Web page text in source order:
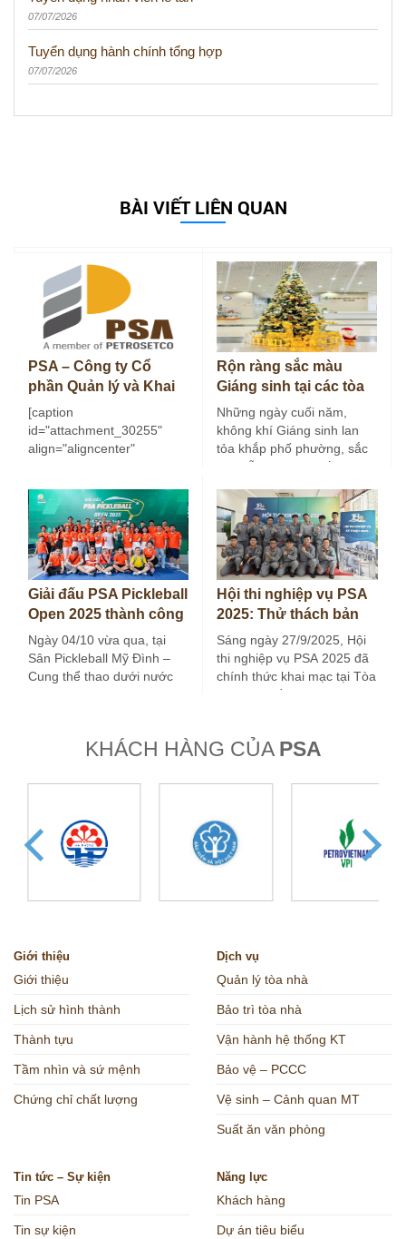
07/07/2026
Tuyển dụng hành chính tổng hợp
07/07/2026
BÀI VIẾT LIÊN QUAN
PSA – Công ty Cổ
phần Quản lý và Khai
thác Tài sản Dầu khí…
[caption
id="attachment_30255"
align="aligncenter"
phần Quản lý và Khai thác
Tài sản Dầu…
Rộn ràng sắc màu
Giáng sinh tại các tòa
nhà do PSA quản lý
Những ngày cuối năm,
không khí Giáng sinh lan
tỏa khắp phố phường, sắc
màu lễ hội mang đến
Giải đấu PSA Pickleball
Open 2025 thành công
tốt đẹp
Ngày 04/10 vừa qua, tại
Sân Pickleball Mỹ Đình –
Cung thể thao dưới nước
Hội thi nghiệp vụ PSA
2025: Thử thách bản
lĩnh – Nâng tầm
chuyên môn
Sáng ngày 27/9/2025, Hội
thi nghiệp vụ PSA 2025 đã
chính thức khai mạc tại Tòa
nhà Viện Dầu khí…
KHÁCH HÀNG CỦA PSA
Giới thiệu
Giới thiệu
Lịch sử hình thành
Thành tựu
Tầm nhìn và sứ mệnh
Chứng chỉ chất lượng
Dịch vụ
Quản lý tòa nhà
Bảo trì tòa nhà
Vận hành hệ thống KT
Bảo vệ – PCCC
Vệ sinh – Cảnh quan MT
Suất ăn văn phòng
Tin tức – Sự kiện
Tin PSA
Tin sự kiện
Năng lực
Khách hàng
Dự án tiêu biểu